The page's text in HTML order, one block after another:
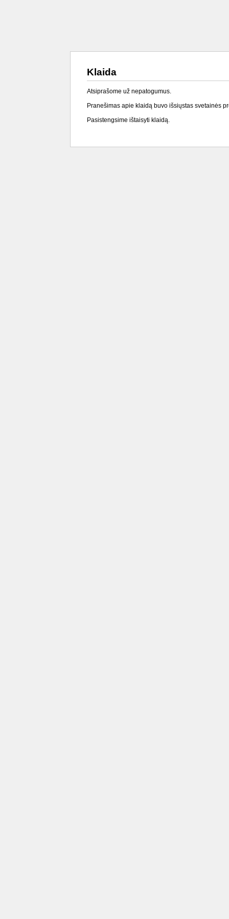
Klaida
Atsiprašome už nepatogumus.
Pranešimas apie klaidą buvo išsiųstas svetainės
Pasistengsime ištaisyti klaidą.